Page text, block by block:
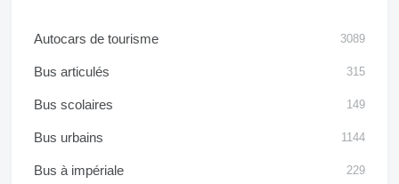
Autocars de tourisme 3089
Bus articulés 315
Bus scolaires 149
Bus urbains 1144
Bus à impériale 229